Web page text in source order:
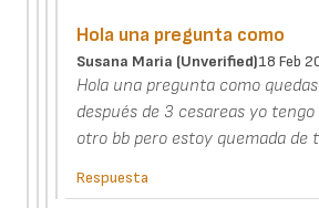
Hola una pregunta como
Susana Maria (unverified)18 Feb
Hola una pregunta como
después de 3 cesareas yo
otro bb pero estoy quemada de
Respuesta